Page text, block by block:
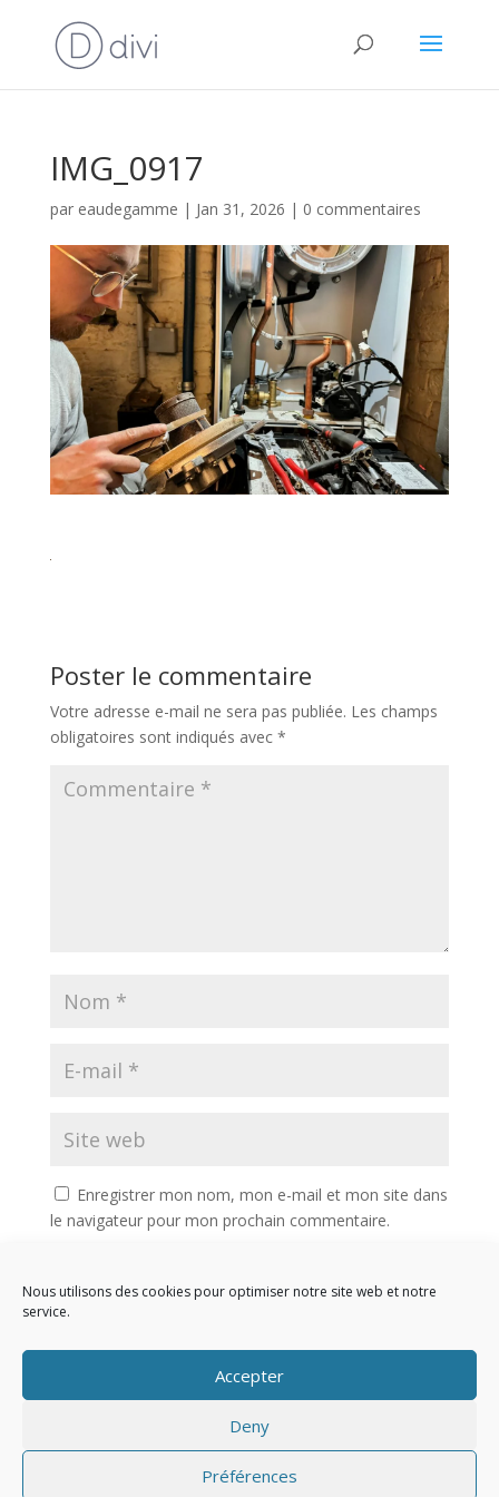
Nous utilisons des cookies pour optimiser notre site web et notre
service.
Accepter
Deny
Préférences
IMG_0917
par eaudegamme | Jan 31, 2026 | 0 commentaires
Poster le commentaire
Votre adresse e-mail ne sera pas publiée. Les champs
obligatoires sont indiqués avec *
Enregistrer mon nom, mon e-mail et mon site dans
le navigateur pour mon prochain commentaire.
Elegant Themes